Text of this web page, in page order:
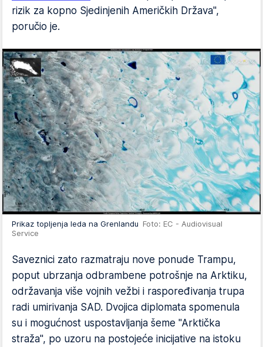
rizik za kopno Sjedinjenih Američkih Država",
poručio je.
Prikaz topljenja leda na Grenlandu Foto: EC - Audiovisual
Service
Saveznici zato razmatraju nove ponude Trampu,
poput ubrzanja odbrambene potrošnje na Arktiku,
održavanja više vojnih vežbi i raspoređivanja trupa
radi umirivanja SAD. Dvojica diplomata spomenula
su i mogućnost uspostavljanja šeme "Arktička
straža", po uzoru na postojeće inicijative na istoku